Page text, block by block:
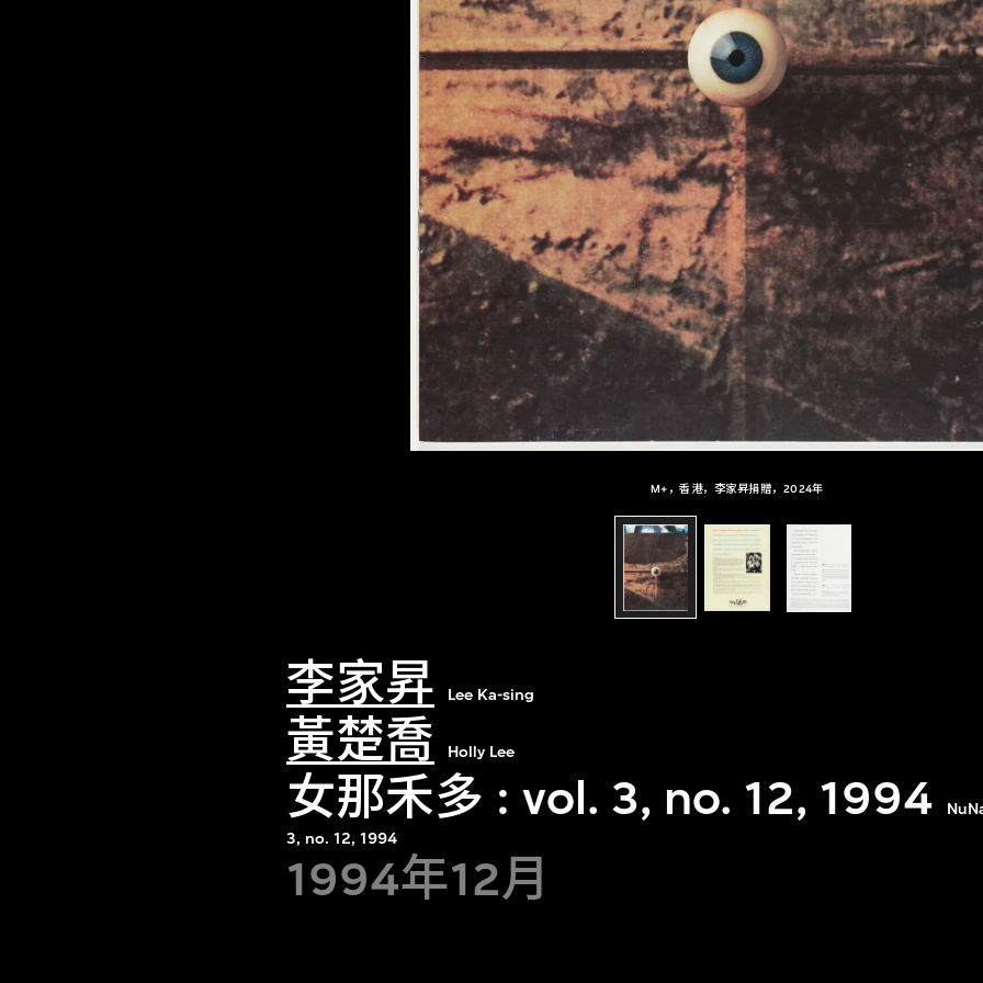
M+，香港，李家昇捐贈，2024年
李家昇 Lee Ka-sing
黃楚喬 Holly Lee
女那禾多 : vol. 3, no. 12, 1994
3, no. 12, 1994
1994年12月